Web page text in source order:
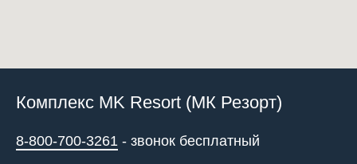
Комплекс MK Resort (МК Резорт)
8-800-700-3261 - звонок бесплатный